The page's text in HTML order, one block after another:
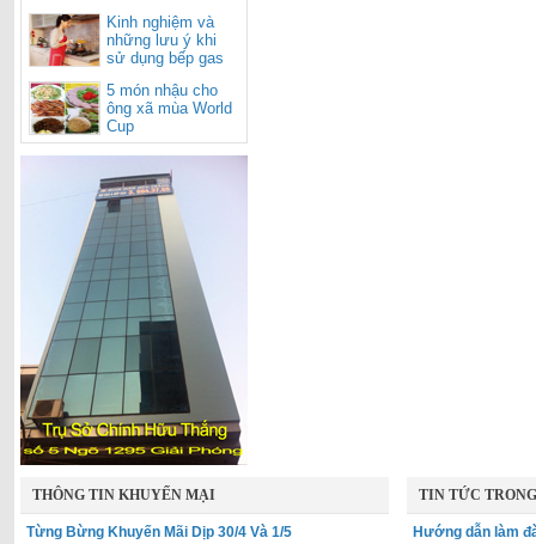
Kinh nghiệm và
những lưu ý khi
sử dụng bếp gas
nóng
5 món nhậu cho
ông xã mùa World
Cup
THÔNG TIN KHUYẾN MẠI
Từng Bừng Khuyến Mãi Dịp 30/4 Và 1/5
TIN TỨC
Hướng dẫn làm